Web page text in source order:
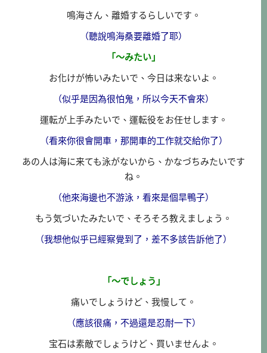
鳴海さん、離婚するらしいです。
（聽說鳴海桑要離婚了耶）
「～みたい」
お化けが怖いみたいで、今日は来ないよ。
（似乎是因為很怕鬼，所以今天不會來）
運転が上手みたいで、運転役をお任せします。
（看來你很會開車，那開車的工作就交給你了）
あの人は海に来ても泳がないから、かなづちみたいです
ね。
（他來海邊也不游泳，看來是個旱鴨子）
もう気づいたみたいで、そろそろ教えましょう。
（我想他似乎已經察覺到了，差不多該告訴他了）
「～でしょう」
痛いでしょうけど、我慢して。
（應該很痛，不過還是忍耐一下）
宝石は素敵でしょうけど、買いませんよ。